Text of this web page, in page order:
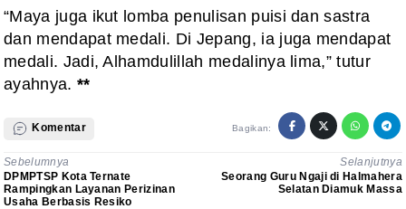
“Maya juga ikut lomba penulisan puisi dan sastra
dan mendapat medali. Di Jepang, ia juga mendapat
medali. Jadi, Alhamdulillah medalinya lima,” tutur
ayahnya. **
Komentar Bagikan:
Sebelumnya
DPMPTSP Kota Ternate
Rampingkan Layanan Perizinan
Usaha Berbasis Resiko
Selanjutnya
Seorang Guru Ngaji di Halmahera
Selatan Diamuk Massa